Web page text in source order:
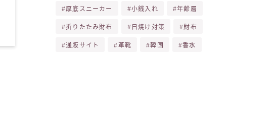
厚底スニーカー 小銭入れ 年齢層
折りたたみ財布 日焼け対策 財布
通販サイト 革靴 韓国 香水